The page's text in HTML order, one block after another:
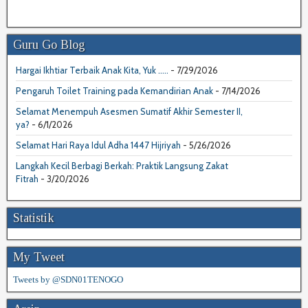
Guru Go Blog
Hargai Ikhtiar Terbaik Anak Kita, Yuk ..... - 7/29/2026
Pengaruh Toilet Training pada Kemandirian Anak - 7/14/2026
Selamat Menempuh Asesmen Sumatif Akhir Semester II,
ya? - 6/1/2026
Selamat Hari Raya Idul Adha 1447 Hijriyah - 5/26/2026
Langkah Kecil Berbagi Berkah: Praktik Langsung Zakat
Fitrah - 3/20/2026
Statistik
My Tweet
Tweets by @SDN01TENOGO